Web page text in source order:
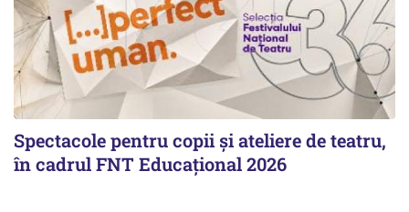
Spectacole pentru copii și ateliere de teatru,
în cadrul FNT Educațional 2026